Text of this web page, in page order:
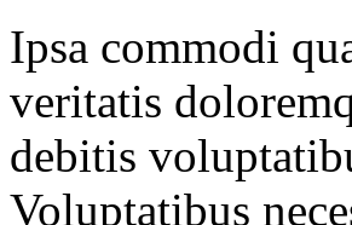
Ipsa commodi
veritatis
debitis
Voluptatibus